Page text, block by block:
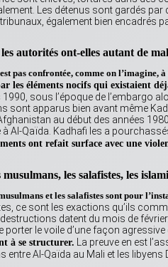
Les détenus sont gardés
également bien encadrés
autorités ont-elles autant de
pas confrontée, comme on l’imagine,
les éléments nocifs qui existaient
1990, sous l’époque de l’embargo
sont apparus bien avant même
au début des années
à Al-Qaïda. Kadhafi les a
ont refait surface avec une
les salafistes, les
et les salafistes sont pour
ce sont les exactions qu’ils
datent du mois de
porter le voile d’une façon
à se structurer. La preuve en est
entre Al-Qaïda au Mali et les libyens